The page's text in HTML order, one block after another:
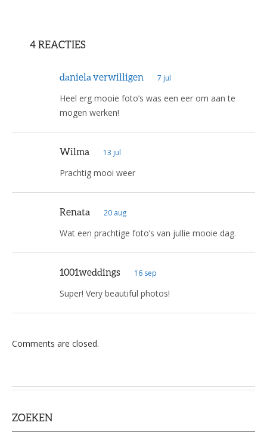
4 REACTIES
daniela verwilligen 7 jul
Heel erg mooie foto’s was een eer om aan te
mogen werken!
Wilma 13 jul
Prachtig mooi weer
Renata 20 aug
Wat een prachtige foto’s van jullie mooie dag.
1001weddings 16 sep
Super! Very beautiful photos!
Comments are closed.
ZOEKEN